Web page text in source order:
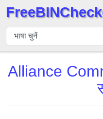
बिन
चेकर
खोजें
Alliance